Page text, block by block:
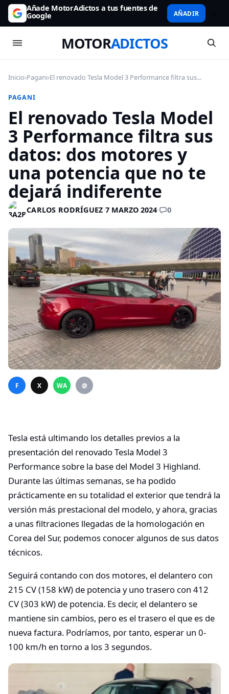
Añade MotorAdictos a tus fuentes de
Google AÑADIR
MOTORADICTOS
Inicio›Pagani›El renovado Tesla Model 3 Performance filtra sus...
PAGANI
El renovado Tesla Model
3 Performance filtra sus
datos: dos motores y
una potencia que no te
dejará indiferente
CARLOS RODRÍGUEZ·7 MARZO 2024· 0
F X WA @
Tesla está ultimando los detalles previos a la
presentación del renovado Tesla Model 3
Performance sobre la base del Model 3 Highland.
Durante las últimas semanas, se ha podido
prácticamente en su totalidad el exterior que tendrá la
versión más prestacional del modelo, y ahora, gracias
a unas filtraciones llegadas de la homologación en
Corea del Sur, podemos conocer algunos de sus datos
técnicos.
Seguirá contando con dos motores, el delantero con
215 CV (158 kW) de potencia y uno trasero con 412
CV (303 kW) de potencia. Es decir, el delantero se
mantiene sin cambios, pero es el trasero el que es de
nueva factura. Podríamos, por tanto, esperar un 0-
100 km/h en torno a los 3 segundos.